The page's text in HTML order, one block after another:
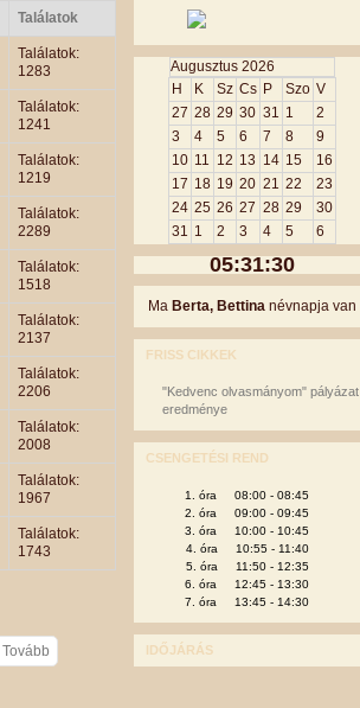
Találatok
Találatok:
1283
Találatok:
1241
Találatok:
1219
Találatok:
2289
Találatok:
1518
Találatok:
2137
Találatok:
2206
Találatok:
2008
Találatok:
1967
Találatok:
1743
Tovább
Augusztus 2026
H
K Sz Cs P Szo V
27 28 29 30 31 1
2
3
4 5 6 7 8
9
10 11 12 13 14 15
16
17 18 19 20 21 22
23
24 25 26 27 28 29
30
31 1 2 3 4 5 6
05:31:30
Ma Berta, Bettina névnapja van
FRISS CIKKEK
"Kedvenc olvasmányom" pályázat
eredménye
CSENGETÉSI REND
1. óra 08:00 - 08:45
2. óra 09:00 - 09:45
3. óra 10:00 - 10:45
4. óra 10:55 - 11:40
5. óra 11:50 - 12:35
6. óra 12:45 - 13:30
7. óra 13:45 - 14:30
IDŐJÁRÁS